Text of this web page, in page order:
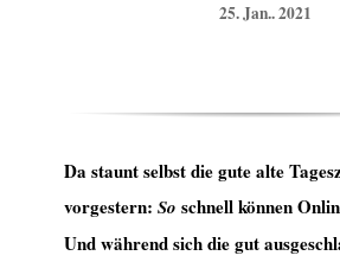
25. Jan.. 2021
Da staunt selbst die gute alte
vorgestern: So schnell können
Und während sich die gut